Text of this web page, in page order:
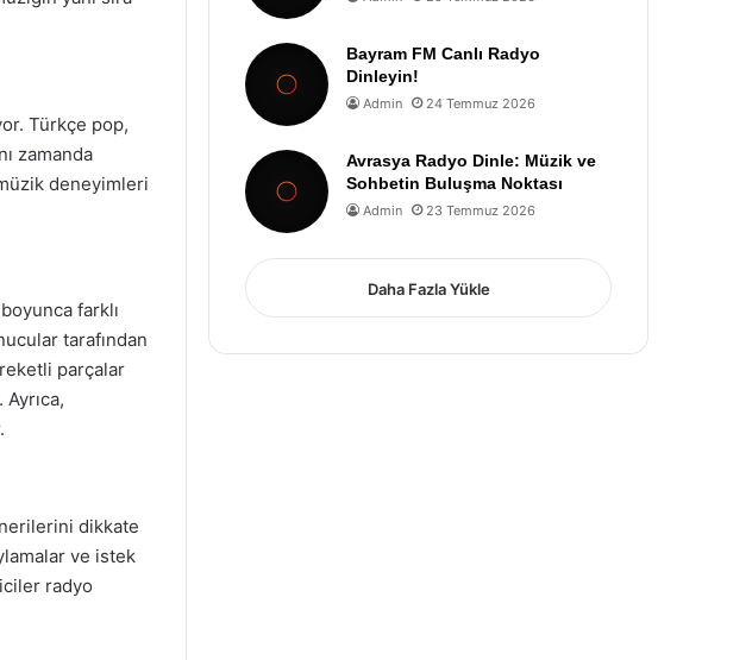
Türkçe pop,
zamanda
deneyimleri
farklı
tarafından
parçalar
dikkate
ve istek
radyo
Bayram FM Canlı Radyo
Dinleyin!
Admin 24 Temmuz 2026
Avrasya Radyo Dinle: Müzik ve
Sohbetin Buluşma Noktası
Admin 23 Temmuz 2026
Daha Fazla Yükle